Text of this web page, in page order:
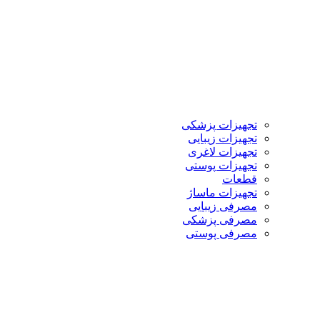
تجهیزات پزشکی
تجهیزات زیبایی
تجهیزات لاغری
تجهیزات پوستی
قطعات
تجهیزات ماساژ
مصرفی زیبایی
مصرفی پزشکی
مصرفی پوستی